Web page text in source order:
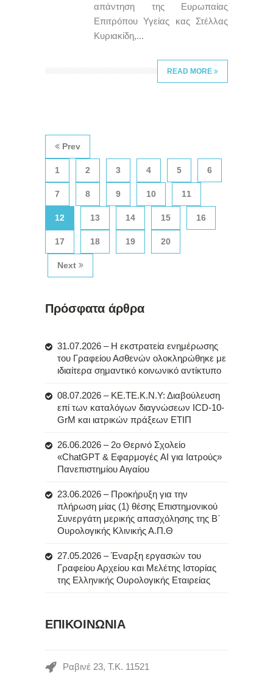
απάντηση της Ευρωπαίας
Επιτρόπου Υγείας κας Στέλλας
Κυριακίδη,...
READ MORE
Prev
1 2 3 4 5 6
7 8 9 10 11
12 13 14 15 16
17 18 19 20
Next
Πρόσφατα άρθρα
31.07.2026 – Η εκστρατεία ενημέρωσης
του Γραφείου Ασθενών ολοκληρώθηκε με
ιδιαίτερα σημαντικό κοινωνικό αντίκτυπο
08.07.2026 – ΚΕ.ΤΕ.Κ.Ν.Υ: Διαβούλευση
επί των καταλόγων διαγνώσεων ICD-10-
GrM και ιατρικών πράξεων ΕΤΙΠ
26.06.2026 – 2ο Θερινό Σχολείο
«ChatGPT & Εφαρμογές AI για Ιατρούς»
Πανεπιστημίου Αιγαίου
23.06.2026 – Προκήρυξη για την
πλήρωση μίας (1) θέσης Επιστημονικού
Συνεργάτη μερικής απασχόλησης της Β΄
Ουρολογικής Κλινικής Α.Π.Θ
27.05.2026 – Έναρξη εργασιών του
Γραφείου Αρχείου και Μελέτης Ιστορίας
της Ελληνικής Ουρολογικής Εταιρείας
ΕΠΙΚΟΙΝΩΝΙΑ
Ραβινέ 23, Τ.Κ. 11521